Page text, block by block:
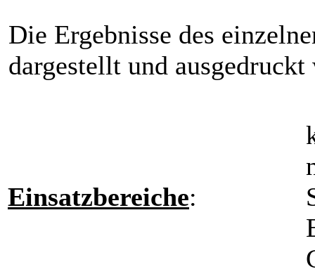
Die Ergebnisse des
dargestellt und ausgedruckt
Einsatzbereiche: